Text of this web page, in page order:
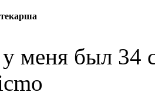
меня был 34